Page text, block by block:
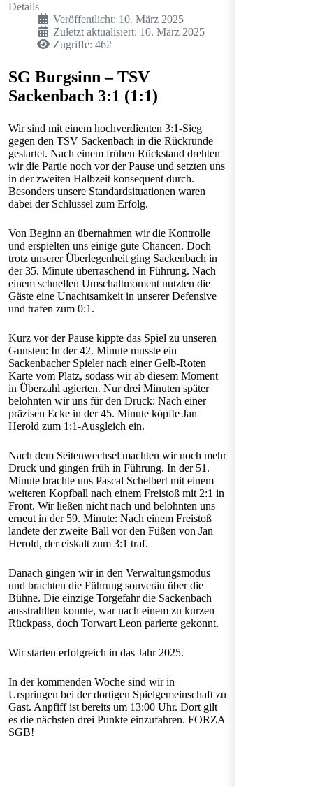
Details
Veröffentlicht: 10. März 2025
Zuletzt aktualisiert: 10. März 2025
Zugriffe: 462
SG Burgsinn – TSV
Sackenbach 3:1 (1:1)
Wir sind mit einem hochverdienten 3:1-Sieg
gegen den TSV Sackenbach in die Rückrunde
gestartet. Nach einem frühen Rückstand drehten
wir die Partie noch vor der Pause und setzten uns
in der zweiten Halbzeit konsequent durch.
Besonders unsere Standardsituationen waren
dabei der Schlüssel zum Erfolg.
Von Beginn an übernahmen wir die Kontrolle
und erspielten uns einige gute Chancen. Doch
trotz unserer Überlegenheit ging Sackenbach in
der 35. Minute überraschend in Führung. Nach
einem schnellen Umschaltmoment nutzten die
Gäste eine Unachtsamkeit in unserer Defensive
und trafen zum 0:1.
Kurz vor der Pause kippte das Spiel zu unseren
Gunsten: In der 42. Minute musste ein
Sackenbacher Spieler nach einer Gelb-Roten
Karte vom Platz, sodass wir ab diesem Moment
in Überzahl agierten. Nur drei Minuten später
belohnten wir uns für den Druck: Nach einer
präzisen Ecke in der 45. Minute köpfte Jan
Herold zum 1:1-Ausgleich ein.
Nach dem Seitenwechsel machten wir noch mehr
Druck und gingen früh in Führung. In der 51.
Minute brachte uns Pascal Schelbert mit einem
weiteren Kopfball nach einem Freistoß mit 2:1 in
Front. Wir ließen nicht nach und belohnten uns
erneut in der 59. Minute: Nach einem Freistoß
landete der zweite Ball vor den Füßen von Jan
Herold, der eiskalt zum 3:1 traf.
Danach gingen wir in den Verwaltungsmodus
und brachten die Führung souverän über die
Bühne. Die einzige Torgefahr die Sackenbach
ausstrahlten konnte, war nach einem zu kurzen
Rückpass, doch Torwart Leon parierte gekonnt.
Wir starten erfolgreich in das Jahr 2025.
In der kommenden Woche sind wir in
Urspringen bei der dortigen Spielgemeinschaft zu
Gast. Anpfiff ist bereits um 13:00 Uhr. Dort gilt
es die nächsten drei Punkte einzufahren. FORZA
SGB!